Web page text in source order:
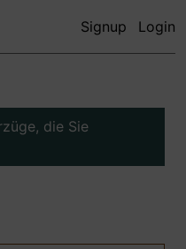
Signup Login
die Sie